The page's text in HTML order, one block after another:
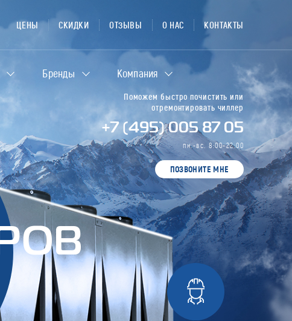
Поможем быстро почистить или
отремонтировать чиллер
+7 (495) 005 87 05
пн.-вс. 8:00-22:00
ПОЗВОНИТЕ МНЕ
ЦЕНЫ СКИДКИ ОТЗЫВЫ О НАС КОНТАКТЫ
Бренды Компания